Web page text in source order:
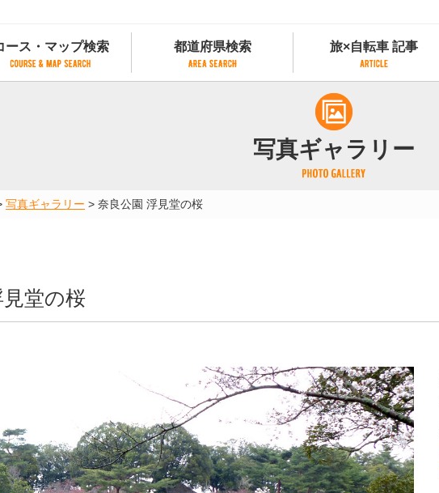
ース・マップ検索 都道府県検索
都道府県別サイクリング情報
旅×自転車 記事
旅×自転車 記事
記事一覧
カテゴリから探す
サイクリストにやさ
サイクルトレイン
写真ギャラリー
写真ギャラリー > 奈良公園 浮見堂の桜
堂の桜